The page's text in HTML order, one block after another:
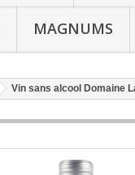
MAGNUMS
Vin sans alcool Domaine